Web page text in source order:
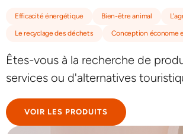
Efficacité énergétique Bien-être animal
Le recyclage des déchets Conception économe
Êtes-vous à la recherche de
services ou d'alternatives
VOIR LES PRODUITS